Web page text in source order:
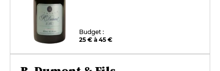
Budget :
25 € à 45 €